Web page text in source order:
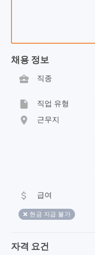
채용 정보
business_center
직종
insert_drive_file 직업 유형
location_on 근무지
attach_money 급여
❌ 현금 지급 불가
자격 요건